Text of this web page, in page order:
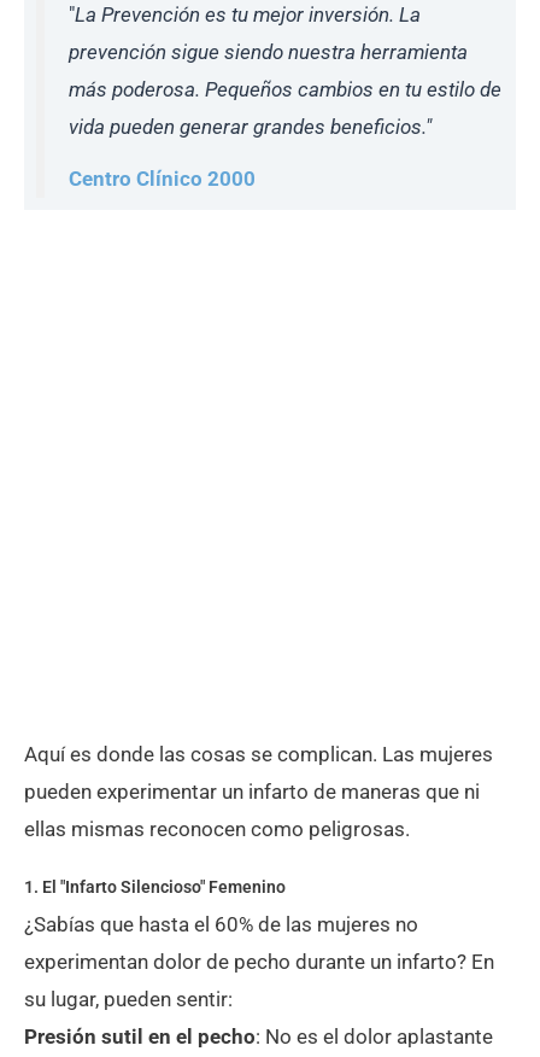
"La Prevención es tu mejor inversión. La
prevención sigue siendo nuestra herramienta
más poderosa. Pequeños cambios en tu estilo de
vida pueden generar grandes beneficios."
Centro Clínico 2000
Aquí es donde las cosas se complican. Las mujeres
pueden experimentar un infarto de maneras que ni
ellas mismas reconocen como peligrosas.
1. El "Infarto Silencioso" Femenino
¿Sabías que hasta el 60% de las mujeres no
experimentan dolor de pecho durante un infarto? En
su lugar, pueden sentir:
Presión sutil en el pecho: No es el dolor aplastante